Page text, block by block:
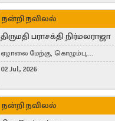
நன்றி நவிலல்
திருமதி பராசக்தி நிர்மலராஜா
ஏழாலை மேற்கு, கொழும்பு,
தங்காலை, London, United Kingdom
02 Jul, 2026
நன்றி நவிலல்